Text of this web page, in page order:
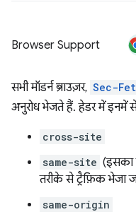
Browser Support
सभी मॉडर्न ब्राउज़र, Sec-
अनुरोध भेजते हैं. हेडर में इनमें
cross-site
same-site (इसका
तरीके से ट्रैफ़िक भेजा
same-origin